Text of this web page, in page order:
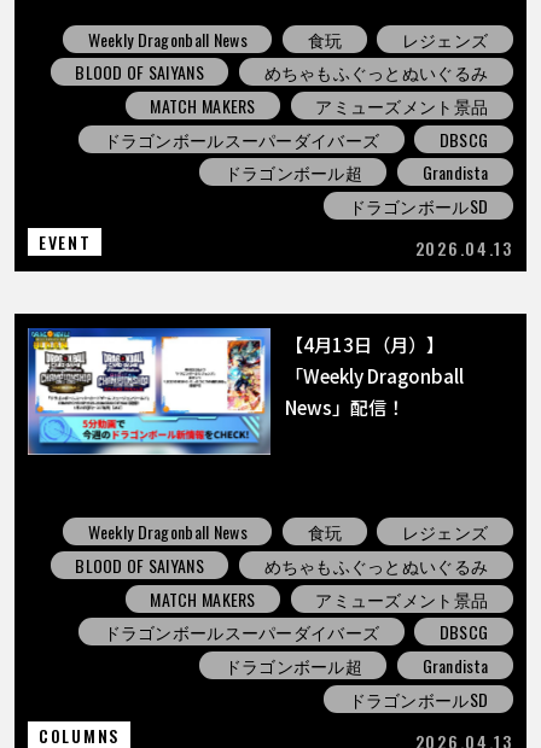
Weekly Dragonball News 食玩
レジェンズ
BLOOD OF SAIYANS
めちゃもふぐっとぬいぐるみ
MATCH MAKERS
アミューズメント景品
ドラゴンボールスーパーダイバーズ
DBSCG
ドラゴンボール超
Grandista
ドラゴンボールSD
EVENT
2026.04.13
【4月13日（月）】
「Weekly Dragonball
News」配信！
Weekly Dragonball News 食玩
レジェンズ
BLOOD OF SAIYANS
めちゃもふぐっとぬいぐるみ
MATCH MAKERS
アミューズメント景品
ドラゴンボールスーパーダイバーズ
DBSCG
ドラゴンボール超
Grandista
ドラゴンボールSD
COLUMNS
2026.04.13